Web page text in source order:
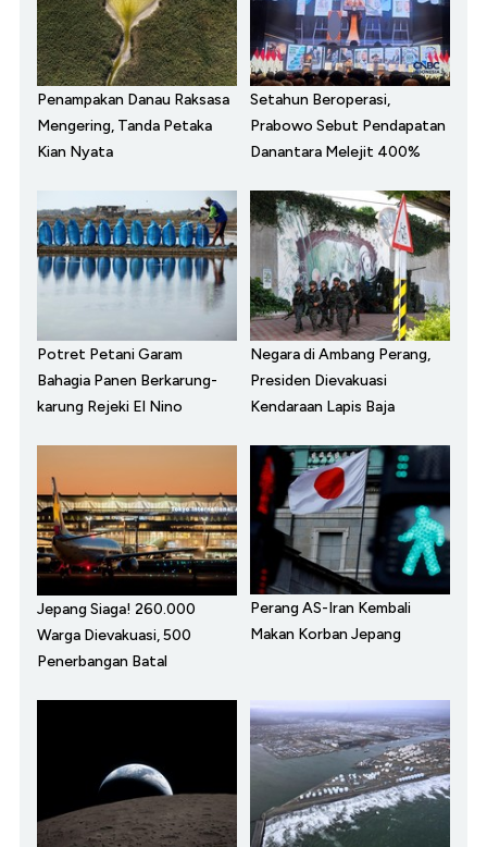
Penampakan Danau Raksasa
Mengering, Tanda Petaka
Kian Nyata
Setahun Beroperasi,
Prabowo Sebut Pendapatan
Danantara Melejit 400%
Potret Petani Garam
Bahagia Panen Berkarung-
karung Rejeki El Nino
Negara di Ambang Perang,
Presiden Dievakuasi
Kendaraan Lapis Baja
Jepang Siaga! 260.000
Warga Dievakuasi, 500
Penerbangan Batal
Perang AS-Iran Kembali
Makan Korban Jepang